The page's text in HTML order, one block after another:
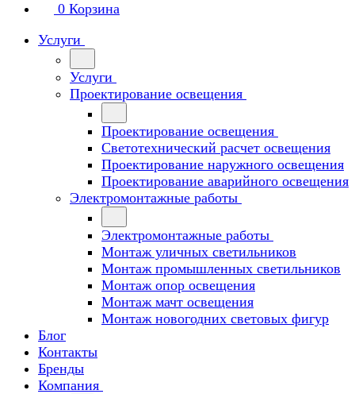
0 Корзина
Услуги
Услуги
Проектирование освещения
Проектирование освещения
Светотехнический расчет освещения
Проектирование наружного освещения
Проектирование аварийного освещения
Электромонтажные работы
Электромонтажные работы
Монтаж уличных светильников
Монтаж промышленных светильников
Монтаж опор освещения
Монтаж мачт освещения
Монтаж новогодних световых фигур
Блог
Контакты
Бренды
Компания